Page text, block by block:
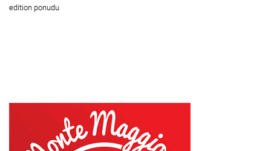
edition ponudu